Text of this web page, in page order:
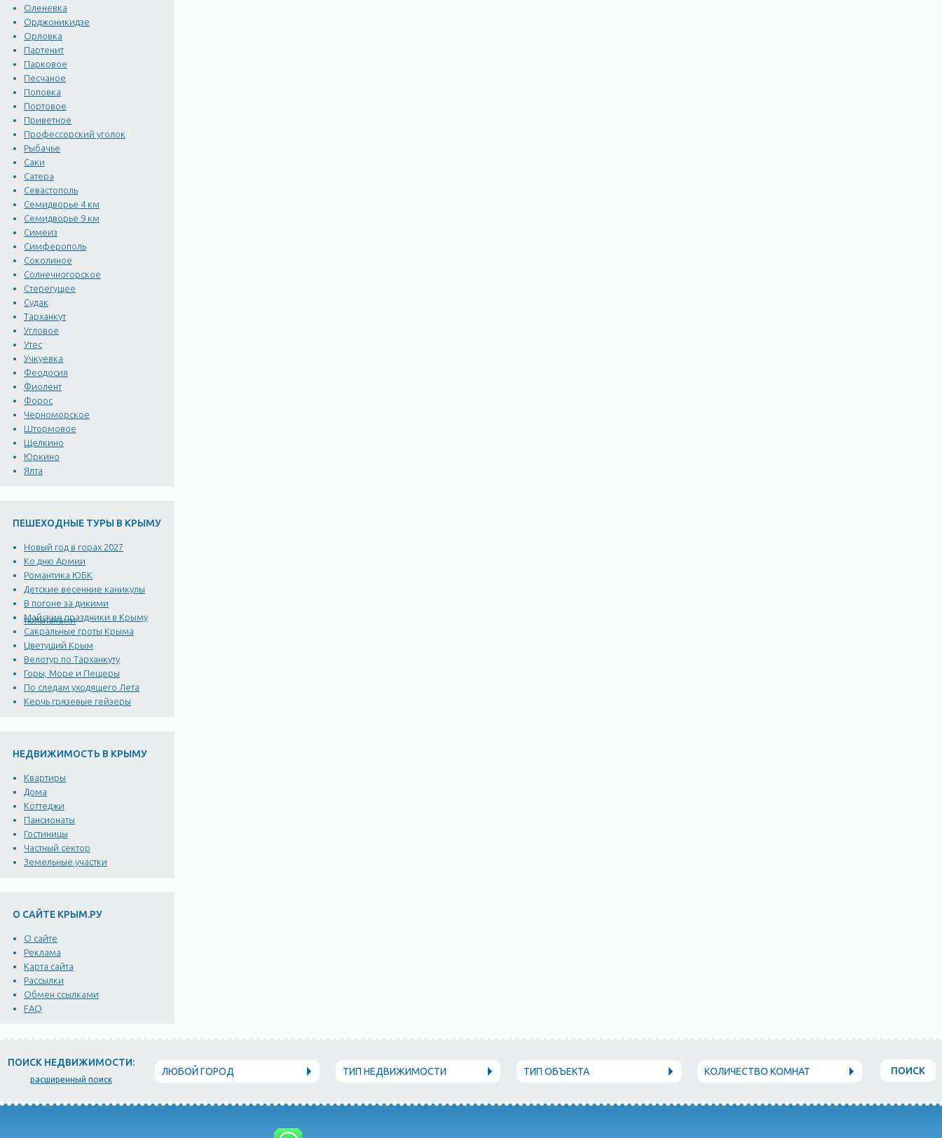
Оленевка
Орджоникидзе
Орловка
Партенит
Парковое
Песчаное
Поповка
Портовое
Приветное
Профессорский уголок
Рыбачье
Саки
Сатера
Севастополь
Семидворье 4 км
Семидворье 9 км
Симеиз
Симферополь
Соколиное
Солнечногорское
Стерегущее
Судак
Тарханкут
Угловое
Утес
Учкуевка
Феодосия
Фиолент
Форос
Черноморское
Штормовое
Щелкино
Юркино
Ялта
ПЕШЕХОДНЫЕ ТУРЫ В КРЫМУ
Новый год в горах 2027
Ко дню Армии
Романтика ЮБК
Детские весенние каникулы
В погоне за дикими
тюльпанами
Майские праздники в Крыму
Сакральные гроты Крыма
Цветущий Крым
Велотур по Тарханкуту
Горы, Море и Пещеры
По следам уходящего Лета
Керчь грязевые гейзеры
НЕДВИЖИМОСТЬ В КРЫМУ
Квартиры
Дома
Коттеджи
Пансионаты
Гостиницы
Частный сектор
Земельные участки
О САЙТЕ КРЫМ.РУ
О сайте
Реклама
Карта сайта
Рассылки
Обмен ссылками
FAQ
ПОИСК НЕДВИЖИМОСТИ:
расширенный поиск
ЛЮБОЙ ГОРОД ТИП НЕДВИЖИМОСТИ ТИП ОБЪЕКТА КОЛИЧЕСТВО КОМНАТ ПОИСК